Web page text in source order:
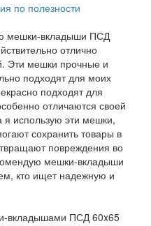
по полезности
мешки-вкладыши ПСД
отлично
Эти мешки прочные и
подходят для моих
подходят для
отличаются своей
я использую эти мешки,
сохранить товары в
повреждения во
мешки-вкладыши
кто ищет надежную и
вкладышами ПСД 60x65